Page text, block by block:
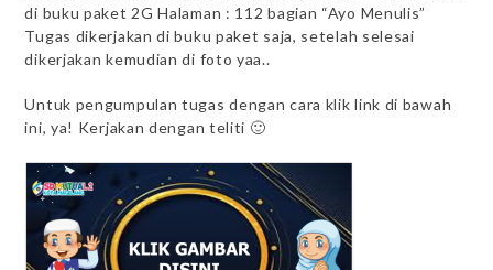
di buku paket 2G Halaman : 112 bagian “Ayo Menulis”
Tugas dikerjakan di buku paket saja, setelah selesai
dikerjakan kemudian di foto yaa..
Untuk pengumpulan tugas dengan cara klik link di bawah
ini, ya! Kerjakan dengan teliti 🙂